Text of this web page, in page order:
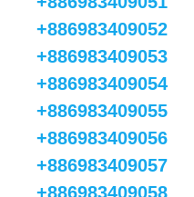
+886983409052
+886983409053
+886983409054
+886983409055
+886983409056
+886983409057
+886983409058